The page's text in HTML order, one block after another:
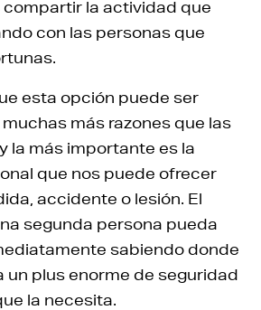
la actividad que
con las personas que
esta opción puede ser
más razones que las
la más importante es la
que nos puede ofrecer
accidente o lesión. El
segunda persona pueda
sabiendo donde
un plus enorme de seguridad
la necesita.